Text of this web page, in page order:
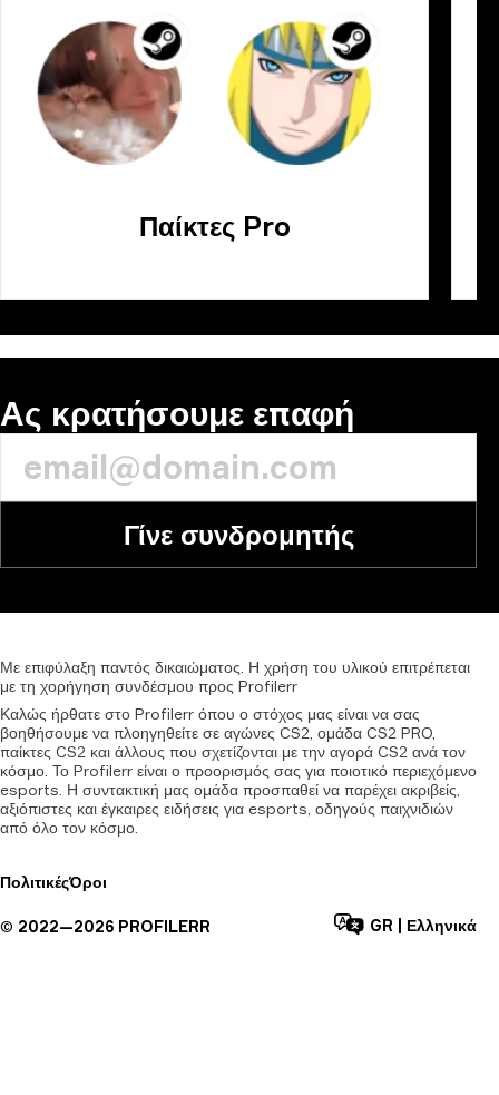
Παίκτες Pro
Ας κρατήσουμε επαφή
Γίνε συνδρομητής
Με επιφύλαξη παντός δικαιώματος. Η χρήση του υλικού επιτρέπεται
με τη χορήγηση συνδέσμου προς Profilerr
Καλώς ήρθατε στο Profilerr όπου ο στόχος μας είναι να σας
βοηθήσουμε να πλοηγηθείτε σε αγώνες CS2, ομάδα CS2 PRO,
παίκτες CS2 και άλλους που σχετίζονται με την αγορά CS2 ανά τον
κόσμο. Το Profilerr είναι ο προορισμός σας για ποιοτικό περιεχόμενο
esports. Η συντακτική μας ομάδα προσπαθεί να παρέχει ακριβείς,
αξιόπιστες και έγκαιρες ειδήσεις για esports, οδηγούς παιχνιδιών
από όλο τον κόσμο.
ΠολιτικέςΌροι
© 2022—2026 PROFILERR GR Ελληνικά